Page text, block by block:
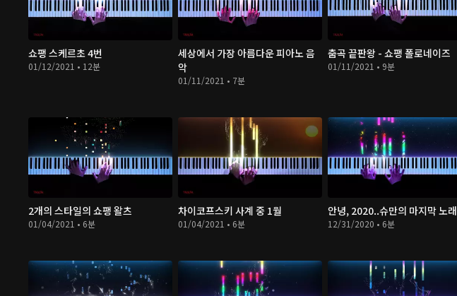
쇼팽 스케르초 4번
01/12/2021 • 12분
세상에서 가장 아름다운 피아노 음
악
01/11/2021 • 7분
춤곡 끝판왕 - 쇼팽 폴로네이즈
01/11/2021 • 9분
2개의 스타일의 쇼팽 왈츠
01/04/2021 • 6분
차이코프스키 사계 중 1월
01/04/2021 • 6분
안녕, 2020..슈만의 마지막 노래
12/31/2020 • 6분